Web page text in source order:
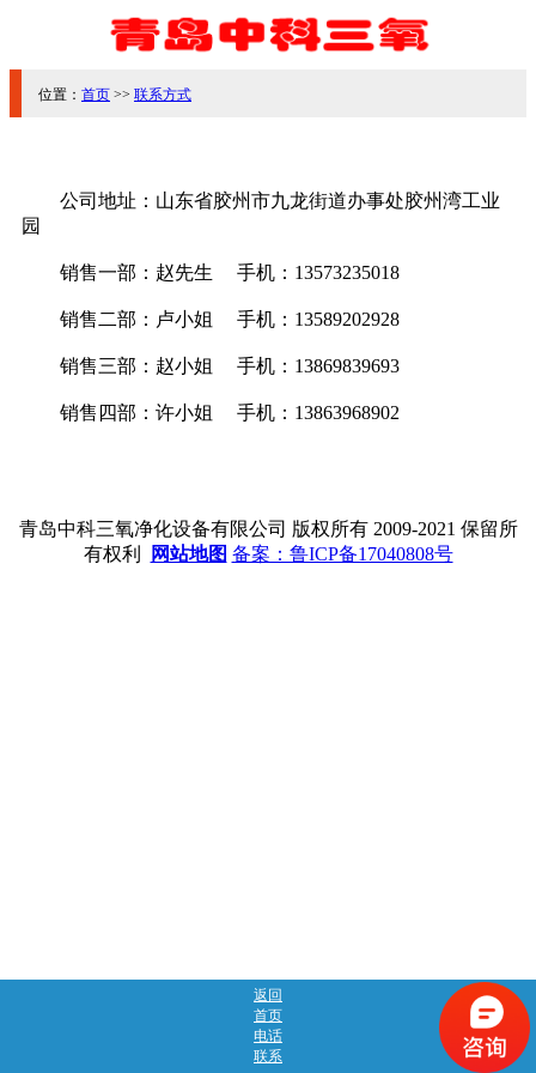
位置： 首页 >> 联系方式
公司地址：山东省胶州市九龙街道办事处胶州湾工业
园
销售一部：赵先生 手机：13573235018
销售二部：卢小姐 手机：13589202928
销售三部：赵小姐 手机：13869839693
销售四部：许小姐 手机：13863968902
青岛中科三氧净化设备有限公司 版权所有 2009-2021 保留所
有权利
网站地图 备案：鲁ICP备17040808号
返回
首页
电话
联系